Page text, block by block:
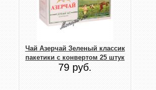
Чай Азерчай Зеленый классик
пакетики с конвертом 25 штук
79 руб.